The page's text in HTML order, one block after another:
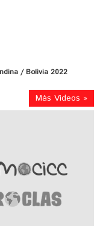
/ Bolivia 2022
Más Videos »